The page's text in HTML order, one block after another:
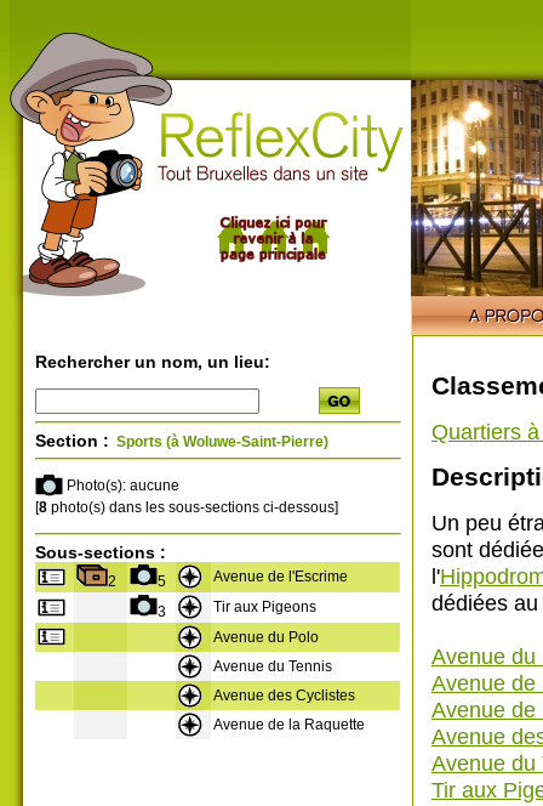
Rechercher un nom, un lieu:
Section : Sports (à Woluwe-Saint-Pierre)
Photo(s): aucune
[8 photo(s) dans les sous-sections ci-dessous]
Sous-sections :
2 5 Avenue de l'Escrime
3
Tir aux Pigeons
Avenue du Polo
Avenue du Tennis
Avenue des Cyclistes
Avenue de la Raquette
Quartiers
Un peu
sont
l'
dédiées
Avenue du
Avenue de
Avenue de
Avenue
Avenue du
Tir aux